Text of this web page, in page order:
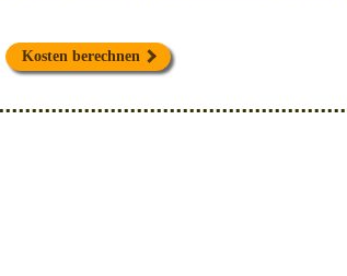
Kosten berechnen